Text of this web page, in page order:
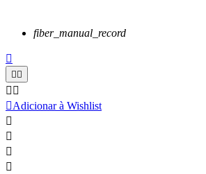
fiber_manual_record

 
 
Adicionar à Wishlist



